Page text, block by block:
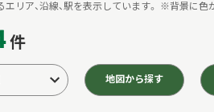
リア、沿線、駅を表示しています。 ※背景に色
件
地図から探す